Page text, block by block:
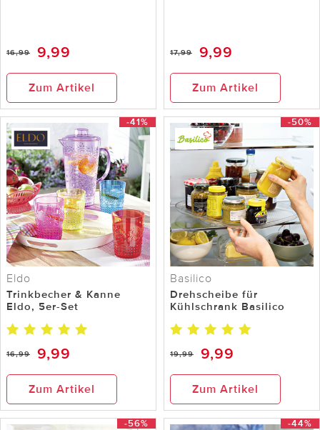
16,99 9,99
Zum Artikel
17,99 9,99
Zum Artikel
-41%
Eldo
Trinkbecher & Kanne
Eldo, 5er-Set
16,99 9,99
Zum Artikel
-50%
Basilico
Drehscheibe für
Kühlschrank Basilico
19,99 9,99
Zum Artikel
-56% -44%